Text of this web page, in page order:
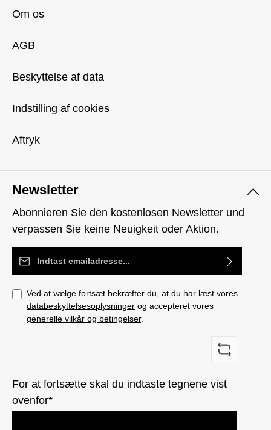
Newsletter
Abonnieren Sie den kostenlosen Newsletter und
verpassen Sie keine Neuigkeit oder Aktion.
Email adresse*
Ved at vælge fortsæt bekræfter du, at du har læst vores
databeskyttelsesoplysninger og accepteret vores
generelle vilkår og betingelser.
For at fortsætte skal du indtaste tegnene vist
ovenfor*
Om os
AGB
Beskyttelse af data
Indstilling af cookies
Aftryk